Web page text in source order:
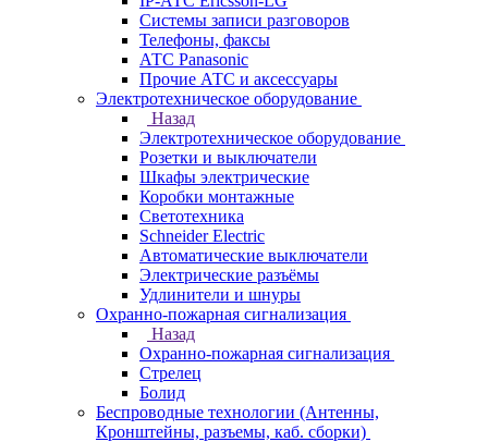
Системы записи разговоров
Телефоны, факсы
АТС Panasonic
Прочие АТС и аксессуары
Электротехническое оборудование
Назад
Электротехническое оборудование
Розетки и выключатели
Шкафы электрические
Коробки монтажные
Светотехника
Schneider Electric
Автоматические выключатели
Электрические разъёмы
Удлинители и шнуры
Охранно-пожарная сигнализация
Назад
Охранно-пожарная сигнализация
Стрелец
Болид
Беспроводные технологии (Антенны,
Кронштейны, разъемы, каб. сборки)